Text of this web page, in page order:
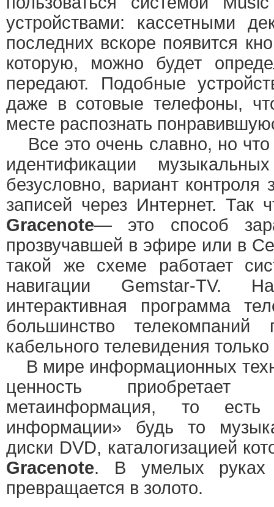
устройствами: кассетными
последних вскоре появится
которую, можно будет
передают. Подобные
даже в сотовые телефоны,
месте распознать
Все это очень славно, но что
идентификации
безусловно, вариант контроля
записей через Интернет. Так
Gracenote— это способ
прозвучавшей в эфире или в
такой же схеме работает
навигации Gemstar-TV.
интерактивная программа
большинство телекомпаний
кабельного телевидения
В мире информационных
ценность приобретает
метаинформация, то
информации» будь то
диски DVD, каталогизацией
Gracenote. В умелых руках
превращается в золото.